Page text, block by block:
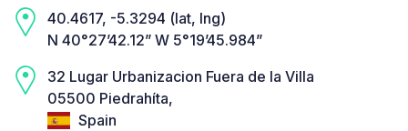
40.4617, -5.3294 (lat, lng)
N 40°27’42.12” W 5°19’45.984”
32 Lugar Urbanizacion Fuera de la Villa
05500 Piedrahíta,
Spain